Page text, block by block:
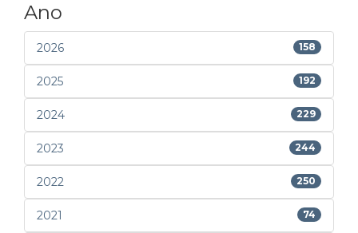
Ano
2026 158
2025 192
2024 229
2023 244
2022 250
2021 74